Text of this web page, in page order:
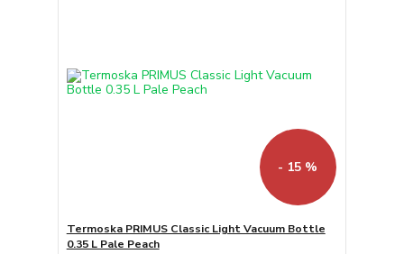
- 15 %
Termoska PRIMUS Classic Light Vacuum Bottle
0.35 L Pale Peach